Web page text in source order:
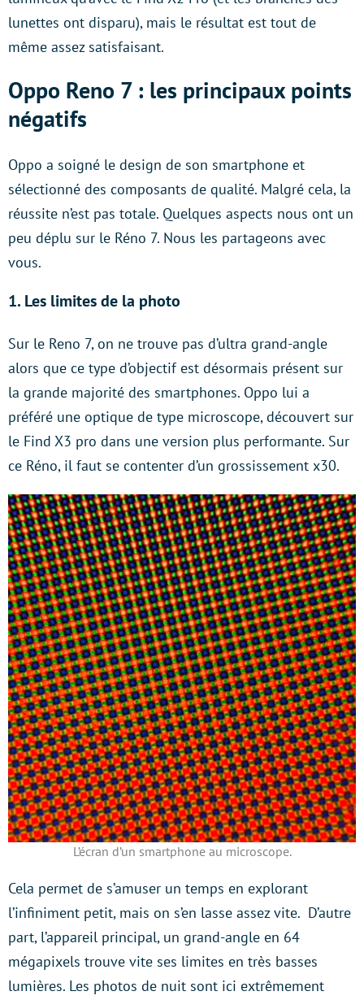
lunettes ont disparu), mais le résultat est tout de
même assez satisfaisant.
Oppo Reno 7 : les principaux points
négatifs
Oppo a soigné le design de son smartphone et
sélectionné des composants de qualité. Malgré cela, la
réussite n’est pas totale. Quelques aspects nous ont un
peu déplu sur le Réno 7. Nous les partageons avec
vous.
1. Les limites de la photo
Sur le Reno 7, on ne trouve pas d’ultra grand-angle
alors que ce type d’objectif est désormais présent sur
la grande majorité des smartphones. Oppo lui a
préféré une optique de type microscope, découvert sur
le Find X3 pro dans une version plus performante. Sur
ce Réno, il faut se contenter d’un grossissement x30.
L’écran d’un smartphone au microscope.
Cela permet de s’amuser un temps en explorant
l’infiniment petit, mais on s’en lasse assez vite. D’autre
part, l’appareil principal, un grand-angle en 64
mégapixels trouve vite ses limites en très basses
lumières. Les photos de nuit sont ici extrêmement